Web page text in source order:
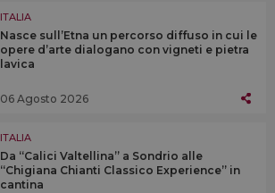
ITALIA
Nasce sull’Etna un percorso diffuso in cui le
opere d’arte dialogano con vigneti e pietra
lavica
06 Agosto 2026
ITALIA
Da “Calici Valtellina” a Sondrio alle
“Chigiana Chianti Classico Experience” in
cantina